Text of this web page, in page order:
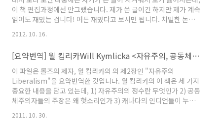
이 책 편집과정에선 안그랬습니다. 제가 쓴 글이긴 하지만 제가 계속
읽어도 재밌는 겁니다! 여튼 재밌다고 보시면 됩니다. 치밀한 논증과
선용 방안으로도 추천합니다. 알라딘
ISBN=8994142258yes24
http://www.yes24.com/24/goods/7875194?
scode=032&OzSrank=1 (이하 출판사의 책 소개) 『정의란 무엇
인가는 틀렸다』는 현대 정치철학에 대한 이해를 바탕으로 마이클
샌델의 정치철학..
2012. 10. 16.
[요약번역] 윌 킴리카Will Kymlicka <자유주의, 공동체, 그리고 문화> 제2장
이 파일은 롤즈의 제자, 윌 킴리카의 의 제2장인 "자유주의
Liberalism"을 요약번역한 것입니다. 윌 킴리카의 이 책은 세 가지
중요한 내용을 담고 있는데, 1) 자유주의의 정수란 무엇인가 2) 공동
체주의자들의 주장은 왜 헛소리인가 3) 캐나다의 인디언들이 누리
에서 어떻게 정당화될 수 있는가 가 그 내용입니다. 앞서 4장과5장
2011. 10. 30.